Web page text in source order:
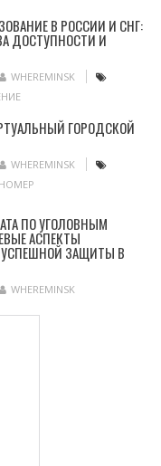
В РОССИИ И СНГ:
ДОСТУПНОСТИ И
WHEREMINSK
ГОРОДСКОЙ
WHEREMINSK
ПО УГОЛОВНЫМ
АСПЕКТЫ
УСПЕШНОЙ ЗАЩИТЫ В
WHEREMINSK